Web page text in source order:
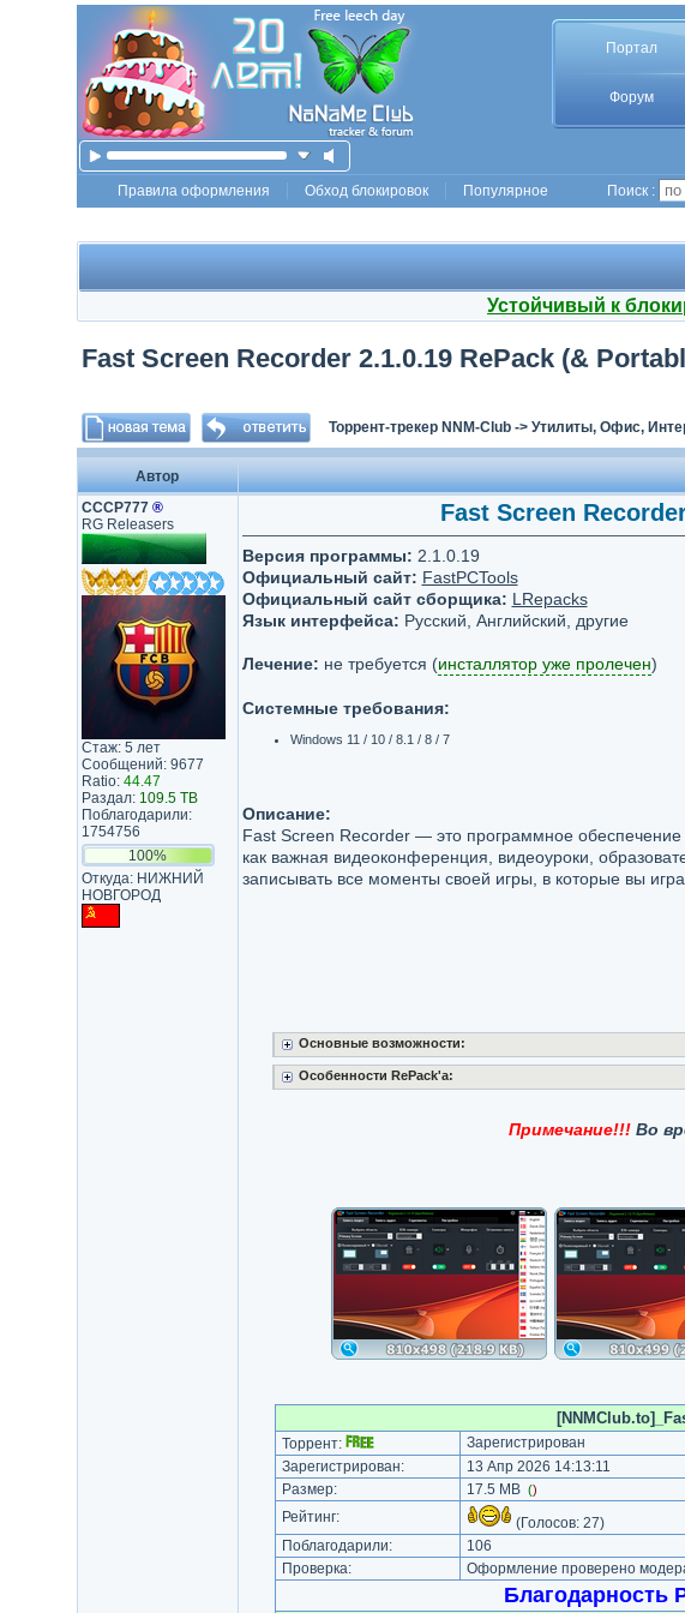
Портал
Форум
Правила оформления Обход блокировок Популярное Поиск :
Устойчивый к
Fast Screen Recorder 2.1.0.19 RePack (&
Торрент-трекер NNM-Club-> Утилиты, Офис,
Автор
СССР777 ®
RG Releasers
Стаж: 5 лет
Сообщений: 9677
Ratio: 44.47
Раздал: 109.5 TB
Поблагодарили:
1754756
100%
Откуда: НИЖНИЙ
НОВГОРОД
Fast Screen
Версия программы: 2.1.0.19
Официальный сайт: FastPCTools
Официальный сайт сборщика: LRepacks
Язык интерфейса: Русский, Английский, другие
Лечение: не требуется (инсталлятор уже пролечен)
Системные требования:
Windows 11 / 10 / 8.1 / 8 / 7
Описание:
Fast Screen Recorder — это программное
как важная видеоконференция, видеоуроки,
записывать все моменты своей игры, в которые вы
Основные возможности:
Особенности RePack'a:
Примечание!!! Во
Торрент:
Зарегистрирован
Зарегистрирован:
13 Апр 2026 14:13:11
Размер:
17.5 MB ()
Рейтинг: (Голосов: 27)
Поблагодарили:
106
Проверка:
Оформление проверено
Благодарность